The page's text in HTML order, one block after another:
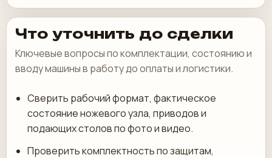
Что уточнить до сделки
Ключевые вопросы по комплектации, состоянию и
вводу машины в работу до оплаты и логистики.
Сверить рабочий формат, фактическое
состояние ножевого узла, приводов и
подающих столов по фото и видео.
Проверить комплектность по защитам,